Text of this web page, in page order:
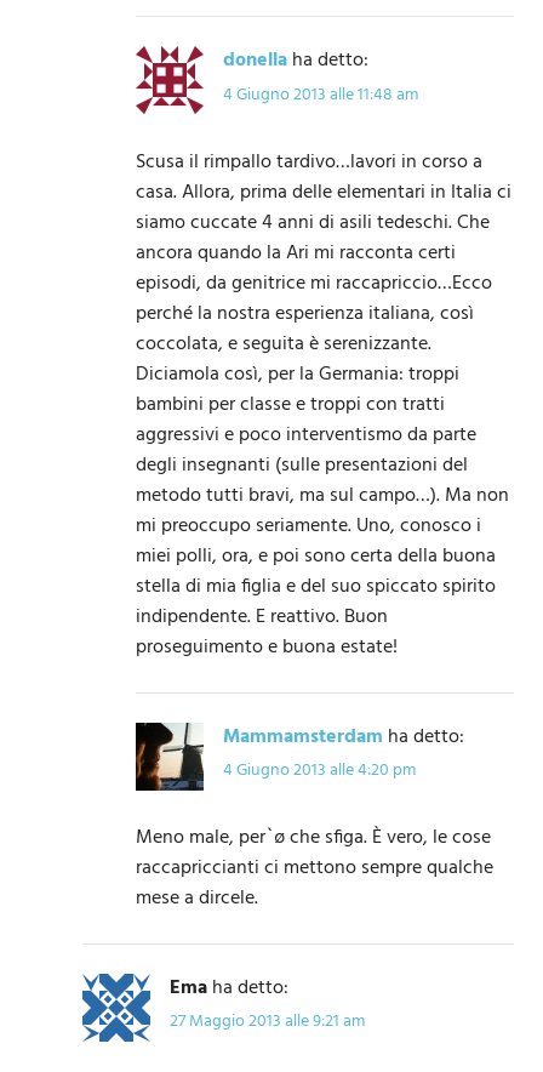
donellaha detto:
4 Giugno 2013 alle 11:48 am
Scusa il rimpallo tardivo…lavori in corso a
casa. Allora, prima delle elementari in Italia ci
siamo cuccate 4 anni di asili tedeschi. Che
ancora quando la Ari mi racconta certi
episodi, da genitrice mi raccapriccio…Ecco
perché la nostra esperienza italiana, così
coccolata, e seguita è serenizzante.
Diciamola così, per la Germania: troppi
bambini per classe e troppi con tratti
aggressivi e poco interventismo da parte
degli insegnanti (sulle presentazioni del
metodo tutti bravi, ma sul campo…). Ma non
mi preoccupo seriamente. Uno, conosco i
miei polli, ora, e poi sono certa della buona
stella di mia figlia e del suo spiccato spirito
indipendente. E reattivo. Buon
proseguimento e buona estate!
Mammamsterdam ha detto:
4 Giugno 2013 alle 4:20 pm
Meno male, per`ø che sfiga. È vero, le cose
raccapriccianti ci mettono sempre qualche
mese a dircele.
Emaha detto:
27 Maggio 2013 alle 9:21 am